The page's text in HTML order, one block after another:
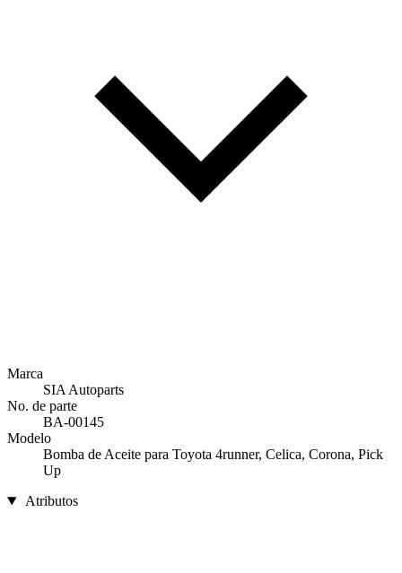
Marca
SIA Autoparts
No. de parte
BA-00145
Modelo
Bomba de Aceite para Toyota 4runner, Celica, Corona, Pick
Up
Atributos